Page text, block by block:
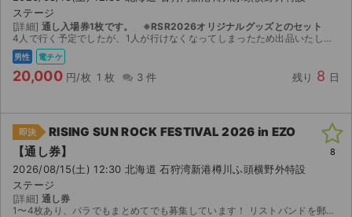
ステージ
[詳細] 通し入場券1枚です。 ※RSR2026オリジナルグッズとのセット
4人で行く予定でしたが、1人が行けなくなってしまったため出品いたします。 RSR2026オリジナルポーチと一緒にお送りいたします。
男性 電チケ
20,000 円/枚 1 枚 3 件 残り 8 日
即決
RISING SUN ROCK FESTIVAL 2026 in EZO
【通し券】
2026/08/15(土) 12:30 北海道 石狩湾新港樽川ふ頭横野外特設
ステージ
[詳細] 通し券
1〜4枚あり、バラでもまとめてでも募集しています！ リストバンドを郵送でお送りいたします。 20000円/枚です！
8